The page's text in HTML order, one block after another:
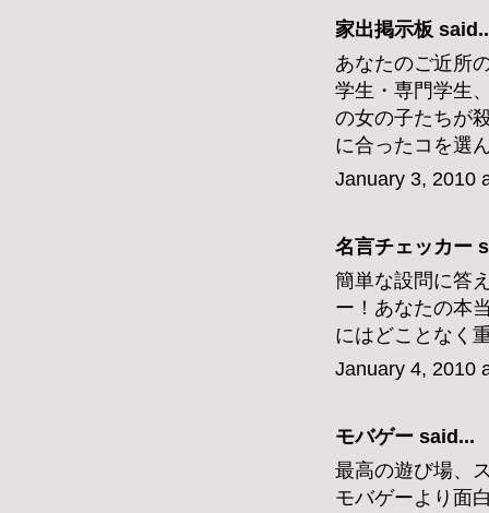
家出掲示板
あなたのご近所
学生・専門学生
の女の子たちが
に合ったコを選
January 3, 2010
名言チェッカー
簡単な設問に答
ー！あなたの本
にはどことなく
January 4, 2010
モバゲー said...
最高の遊び場、
モバゲーより面